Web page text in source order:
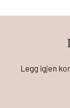
Legg igjen